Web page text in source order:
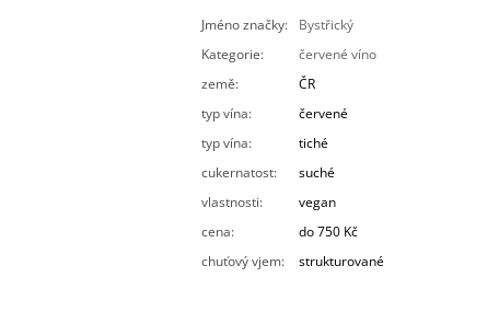
Jméno značky:
Bystřický
Kategorie:
červené víno
země:
ČR
typ vína:
červené
typ vína:
tiché
cukernatost:
suché
vlastnosti:
vegan
cena:
do 750 Kč
chuťový vjem: strukturované